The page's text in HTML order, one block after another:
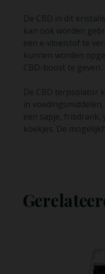
De CBD in dit
kan ook worden
een e-vloeistof te
kunnen worden
CBD-boost te geven.
De CBD terpsolator
in
een sapje,
koekjes. De